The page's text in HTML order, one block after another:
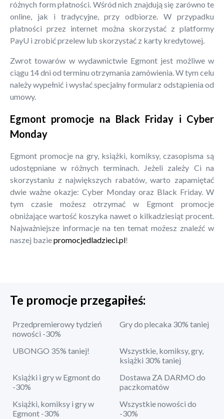
różnych form płatności. Wśród nich znajdują się zarówno te
online, jak i tradycyjne, przy odbiorze. W przypadku
płatności przez internet można skorzystać z platformy
PayU i zrobić przelew lub skorzystać z karty kredytowej.
Zwrot towarów w wydawnictwie Egmont jest możliwe w
ciągu 14 dni od terminu otrzymania zamówienia. W tym celu
należy wypełnić i wysłać specjalny formularz odstąpienia od
umowy.
Egmont promocje na Black Friday i Cyber
Monday
Egmont promocje na gry, książki, komiksy, czasopisma są
udostępniane w różnych terminach. Jeżeli zależy Ci na
skorzystaniu z największych rabatów, warto zapamiętać
dwie ważne okazje: Cyber Monday oraz Black Friday. W
tym czasie możesz otrzymać w Egmont promocje
obniżające wartość koszyka nawet o kilkadziesiąt procent.
Najważniejsze informacje na ten temat możesz znaleźć w
naszej baziepromocjedladzieci.pl!
Te promocje przegapiłeś:
Przedpremierowy tydzień
nowości -30%
Gry do plecaka 30% taniej
UBONGO 35% taniej!
Wszystkie, komiksy, gry,
książki 30% taniej
Książki i gry w Egmont do
-30%
Dostawa ZA DARMO do
paczkomatów
Książki, komiksy i gry w
Egmont -30%
Wszystkie nowości do
-30%